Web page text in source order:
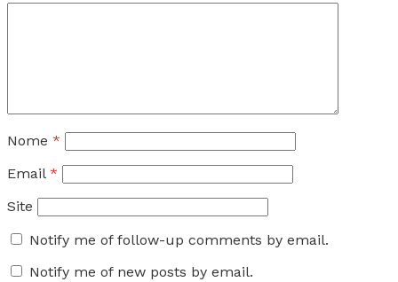
Nome *
Email *
Site
Notify me of follow-up comments by email.
Notify me of new posts by email.